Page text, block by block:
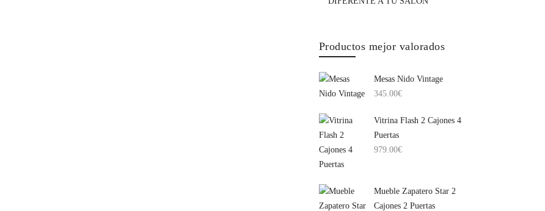
Productos mejor valorados
Mesas Nido Vintage
345.00€
Vitrina Flash 2 Cajones 4
Puertas
979.00€
Mueble Zapatero Star 2
Cajones 2 Puertas